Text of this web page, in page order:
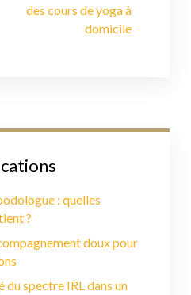
des cours de yoga à
domicile
: quelles
?
doux pour
du spectre IRL dans un